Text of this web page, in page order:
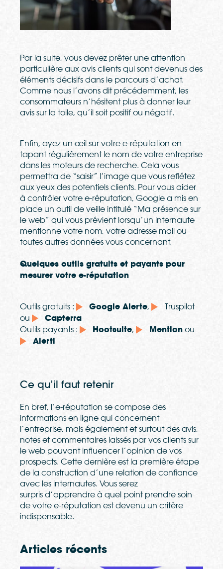
Par la suite, vous devez prêter une attention
particulière aux avis clients qui sont devenus des
éléments décisifs dans le parcours d’achat.
Comme nous l’avons dit précédemment, les
consommateurs n’hésitent plus à donner leur
avis sur la toile, qu’il soit positif ou négatif.
Enfin, ayez un œil sur votre e-réputation en
tapant régulièrement le nom de votre entreprise
dans les moteurs de recherche. Cela vous
permettra de “saisir” l’image que vous reflétez
aux yeux des potentiels clients. Pour vous aider
à contrôler votre e-réputation, Google a mis en
place un outil de veille intitulé “Ma présence sur
le web” qui vous prévient lorsqu’un internaute
mentionne votre nom, votre adresse mail ou
toutes autres données vous concernant.
Quelques outils gratuits et payants pour
mesurer votre e-réputation
Outils gratuits : Google Alerte,
Truspilot
ou
Capterra
Outils payants : Hootsuite, Mentionou
Alerti
Ce qu’il faut retenir
En bref, l’e-réputation se compose des
informations en ligne qui concernent
l’entreprise, mais également et surtout des avis,
notes et commentaires laissés par vos clients sur
le web pouvant influencer l’opinion de vos
prospects. Cette dernière est la première étape
de la construction d’une relation de confiance
avec les internautes. Vous serez
surpris d’apprendre à quel point prendre soin
de votre e-réputation est devenu un critère
indispensable.
Articles récents